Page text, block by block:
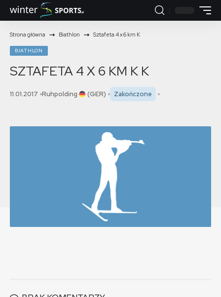
Strona główna Biathlon Sztafeta 4 x 6 km K
BIATHLON
SZTAFETA 4 X 6 KM K K
11.01.2017 Ruhpolding (GER) Zakończone